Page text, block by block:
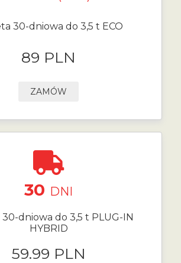
30-dniowa do 3,5 t ECO
89 PLN
ZAMÓW
30 DNI
dniowa do 3,5 t PLUG-IN
HYBRID
59.99 PLN